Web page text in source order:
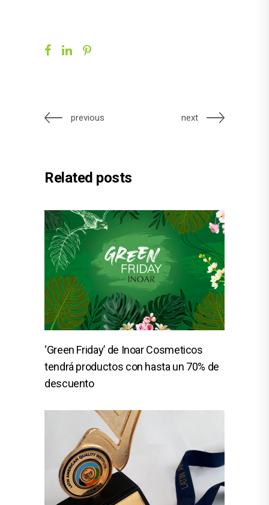
previous next
Related posts
‘Green Friday’ de Inoar Cosmeticos
tendrá productos con hasta un 70% de
descuento